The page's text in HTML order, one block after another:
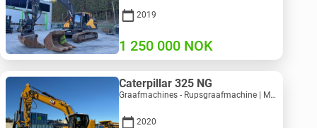
2019
1 250 000 NOK
Caterpillar 325 NG
Graafmachines - Rupsgraafmachine | M811-5335 | RGTR25093
2020